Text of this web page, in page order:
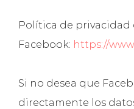
Política de privacidad
Facebook: https://
Si no desea que
directamente los